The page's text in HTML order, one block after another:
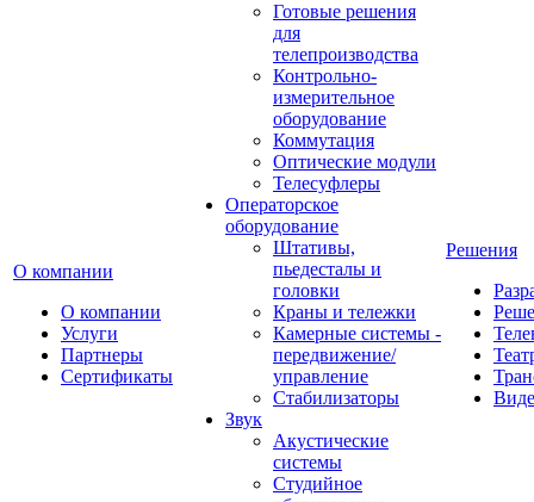
О компании
О компании
Услуги
Партнеры
Сертификаты
Готовые решения
для
телепроизводства
Контрольно-
измерительное
оборудование
Коммутация
Оптические модули
Телесуфлеры
Операторское
оборудование
Штативы,
пьедесталы и
головки
Краны и тележки
Камерные системы -
передвижение/
управление
Стабилизаторы
Звук
Акустические
системы
Студийное
Решения